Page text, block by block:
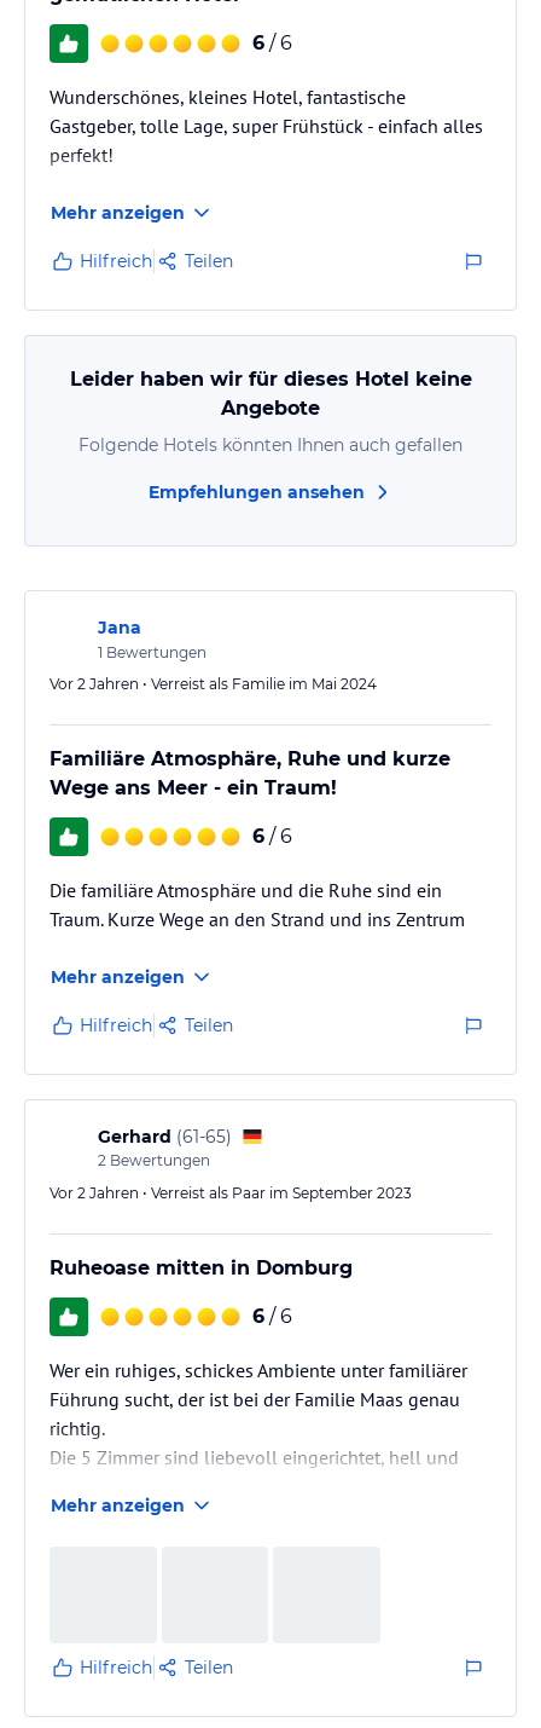
6 / 6
Wunderschönes, kleines Hotel, fantastische
Gastgeber, tolle Lage, super Frühstück - einfach alles
perfekt!
Mehr anzeigen
Hilfreich Teilen
Leider haben wir für dieses Hotel keine
Angebote
Folgende Hotels könnten Ihnen auch gefallen
Empfehlungen ansehen
Jana
1 Bewertungen
Vor 2 Jahren • Verreist als Familie im Mai 2024
Familiäre Atmosphäre, Ruhe und kurze
Wege ans Meer - ein Traum!
6 / 6
Die familiäre Atmosphäre und die Ruhe sind ein
Traum. Kurze Wege an den Strand und ins Zentrum
Mehr anzeigen
Hilfreich Teilen
Gerhard (61-65)
2 Bewertungen
Vor 2 Jahren • Verreist als Paar im September 2023
Ruheoase mitten in Domburg
6 / 6
Wer ein ruhiges, schickes Ambiente unter familiärer
Führung sucht, der ist bei der Familie Maas genau
richtig.
Die 5 Zimmer sind liebevoll eingerichtet, hell und
Der Frühstücksraum liegt im schönen Garten und
Gespräch. Wir haben hier einen ruhigen, aber
Mehr anzeigen
Hilfreich Teilen